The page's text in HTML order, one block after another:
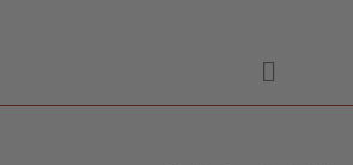
Main
Menu